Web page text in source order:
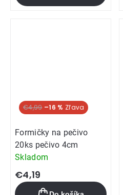
€4,99 –16 %
Formičky na pečivo
20ks pečivo 4cm
Skladom
€4,19